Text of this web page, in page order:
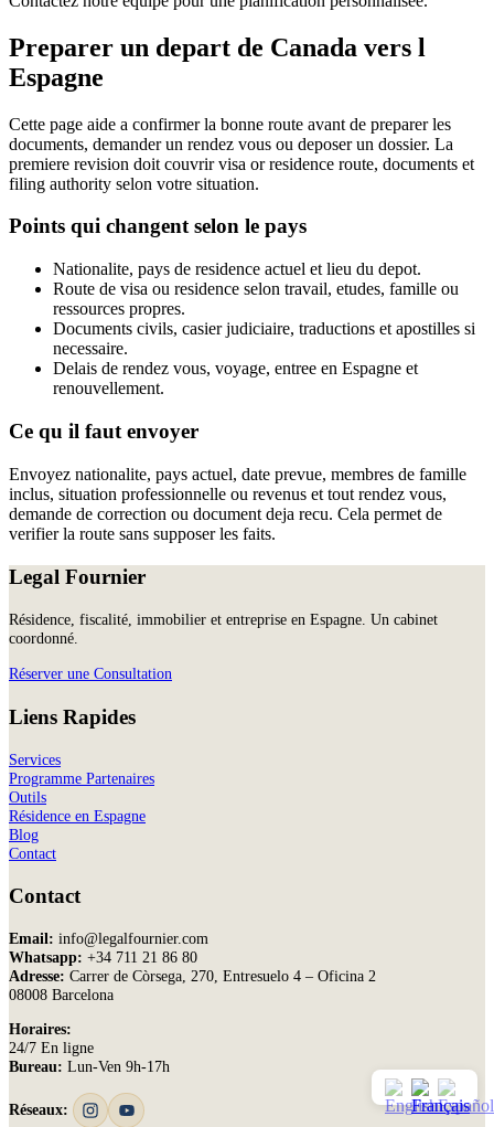
Preparer un depart de Canada vers l
Espagne
Cette page aide a confirmer la bonne route avant de preparer les
documents, demander un rendez vous ou deposer un dossier. La
premiere revision doit couvrir visa or residence route, documents et
filing authority selon votre situation.
Points qui changent selon le pays
Nationalite, pays de residence actuel et lieu du depot.
Route de visa ou residence selon travail, etudes, famille ou
ressources propres.
Documents civils, casier judiciaire, traductions et apostilles si
necessaire.
Delais de rendez vous, voyage, entree en Espagne et
renouvellement.
Ce qu il faut envoyer
Envoyez nationalite, pays actuel, date prevue, membres de famille
inclus, situation professionnelle ou revenus et tout rendez vous,
demande de correction ou document deja recu. Cela permet de
verifier la route sans supposer les faits.
Legal Fournier
Résidence, fiscalité, immobilier et entreprise en Espagne. Un cabinet
coordonné.
Réserver une Consultation
Liens Rapides
Services
Programme Partenaires
Outils
Résidence en Espagne
Blog
Contact
Contact
Email: info@legalfournier.com
Whatsapp: +34 711 21 86 80
Adresse: Carrer de Còrsega, 270, Entresuelo 4 – Oficina 2
08008 Barcelona
Horaires:
24/7 En ligne
Bureau: Lun-Ven 9h-17h
Réseaux: